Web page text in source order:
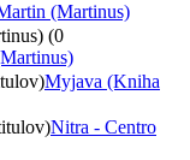
(Martinus)
(0
Myjava (Kniha
Nitra - Centro